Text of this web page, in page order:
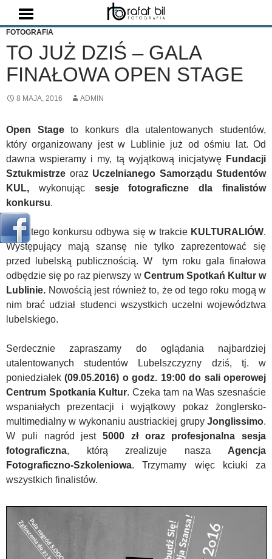
FOTOGRAFIA
TO JUŻ DZIŚ – GALA
FINAŁOWA OPEN STAGE
8 MAJA, 2016 ADMIN
Open Stageto konkurs dla utalentowanych studentów,
który organizowany jest w Lublinie już od ośmiu lat. Od
dawna wspieramy i my, tą wyjątkową inicjatywę Fundacji
Sztukmistrze oraz Uczelnianego Samorządu Studentów
KUL, wykonując sesje fotograficzne dla finalistów
konkursu.
Finał tego konkursu odbywa się w trakcie KULTURALIÓW.
Występujący mają szansę nie tylko zaprezentować się
przed lubelską publicznością. W tym roku gala finałowa
odbędzie się po raz pierwszy w Centrum Spotkań Kultur w
Lublinie. Nowością jest również to, że od tego roku mogą w
nim brać udział studenci wszystkich uczelni województwa
lubelskiego.
Serdecznie zapraszamy do oglądania najbardziej
utalentowanych studentów Lubelszczyzny dziś, tj. w
poniedziałek (09.05.2016) o godz. 19:00 do sali operowej
Centrum Spotkania Kultur.Czeka tam na Was szesnaście
wspaniałych prezentacji i wyjątkowy pokaz żonglersko-
multimedialny w wykonaniu austriackiej grupy Jonglissimo.
W puli nagród jest 5000 zł oraz profesjonalna sesja
fotograficzna, którą zrealizuje nasza Agencja
Fotograficzno-Szkoleniowa. Trzymamy więc kciuki za
wszystkich finalistów.